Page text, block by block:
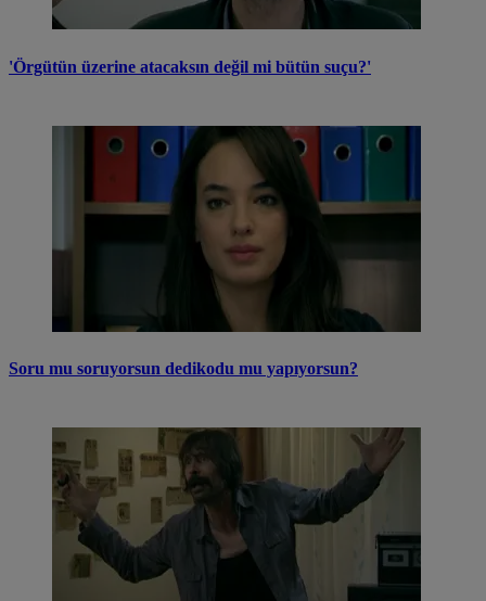
'Örgütün üzerine atacaksın değil mi bütün suçu?'
Soru mu soruyorsun dedikodu mu yapıyorsun?